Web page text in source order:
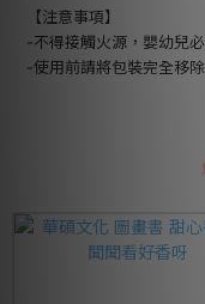
【注意事項】
-不得接觸火源，嬰幼兒
-使用前請將包裝完全移除